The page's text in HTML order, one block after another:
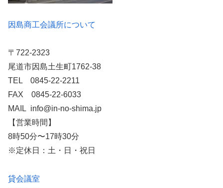
因島商工会議所について
〒722-2323
尾道市因島土生町1762-38
TEL 0845-22-2211
FAX 0845-22-6033
MAIL info@in-no-shima.jp
【営業時間】
8時50分〜17時30分
※定休日：土・日・祝日
貸会議室